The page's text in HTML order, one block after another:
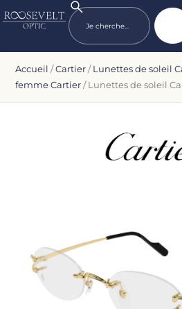
Accueil /Cartier/Lunettes de soleil
femme Cartier/ Lunettes de soleil